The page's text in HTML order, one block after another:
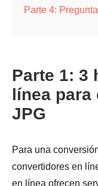
Parte 4:
Parte 1: 3
línea para
JPG
Para una
convertidores en
en línea ofrecen